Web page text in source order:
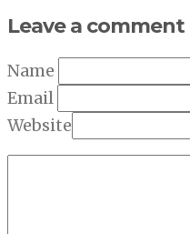
Leave a comment
Name
Email
Website